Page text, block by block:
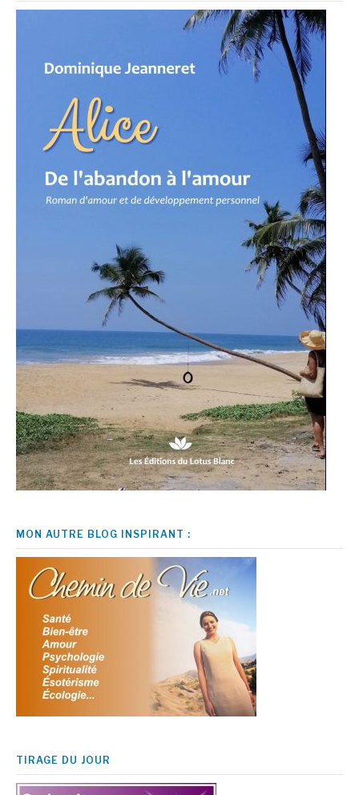
MON AUTRE BLOG INSPIRANT :
TIRAGE DU JOUR